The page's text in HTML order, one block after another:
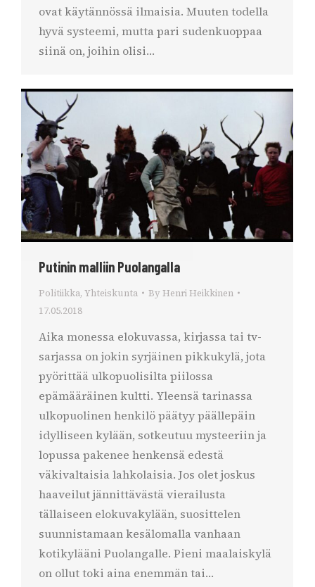
ovat käytännössä ilmaisia. Muuten todella
hyvä systeemi, mutta pari sudenkuoppaa
siinä on, joihin olisi…
Putinin malliin Puolangalla
Politiikka, Yhteiskunta By Henri Heikkinen
17.05.2018
Aika monessa elokuvassa, kirjassa tai tv-
sarjassa on jokin syrjäinen pikkukylä, jota
pyörittää ulkopuolisilta piilossa
epämääräinen kultti. Yleensä tarinassa
ulkopuolinen henkilö päätyy päällepäin
idylliseen kylään, sotkeutuu mysteeriin ja
lopussa pakenee henkensä edestä
väkivaltaisia lahkolaisia. Jos olet joskus
haaveilut jännittävästä vierailusta
tällaiseen elokuvakylään, suosittelen
suunnistamaan kesälomalla vanhaan
kotikylääni Puolangalle. Pieni maalaiskylä
on ollut toki aina enemmän tai…